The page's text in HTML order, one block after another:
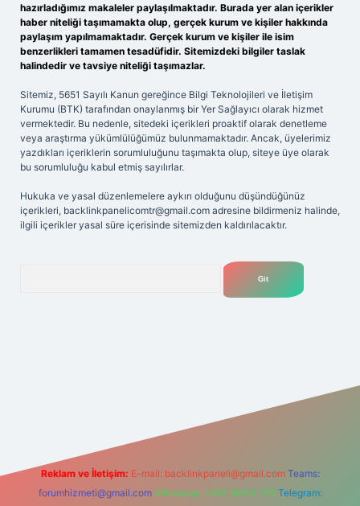
hazırladığımız makaleler paylaşılmaktadır. Burada yer alan içerikler
haber niteliği taşımamakta olup, gerçek kurum ve kişiler hakkında
paylaşım yapılmamaktadır. Gerçek kurum ve kişiler ile isim
benzerlikleri tamamen tesadüfidir. Sitemizdeki bilgiler taslak
halindedir ve tavsiye niteliği taşımazlar.
Sitemiz, 5651 Sayılı Kanun gereğince Bilgi Teknolojileri ve İletişim
Kurumu (BTK) tarafından onaylanmış bir Yer Sağlayıcı olarak hizmet
vermektedir. Bu nedenle, sitedeki içerikleri proaktif olarak denetleme
veya araştırma yükümlülüğümüz bulunmamaktadır. Ancak, üyelerimiz
yazdıkları içeriklerin sorumluluğunu taşımakta olup, siteye üye olarak
bu sorumluluğu kabul etmiş sayılırlar.
Hukuka ve yasal düzenlemelere aykırı olduğunu düşündüğünüz
içerikleri, backlinkpanelicomtr@gmail.com adresine bildirmeniz halinde,
ilgili içerikler yasal süre içerisinde sitemizden kaldırılacaktır.
Reklam ve İletişim: E-mail: backlinkpaneli@gmail.com Teams:
forumhizmeti@gmail.com Whatsapp: 0262 606 0 726 Telegram: